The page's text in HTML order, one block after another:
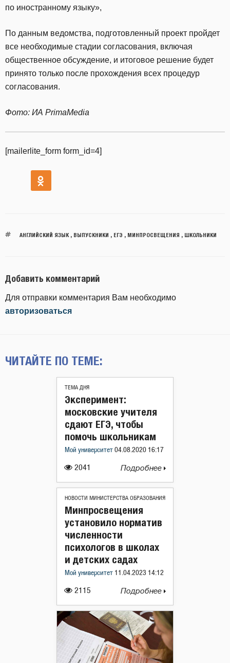
‎по иностранному языку»,
По данным ведомства, подготовленный проект пройдет
все необходимые стадии согласования, включая
общественное обсуждение, и итоговое решение будет
принято только после прохождения всех процедур
согласования.
Фото: ИА PrimaMedia
[mailerlite_form form_id=4]
АНГЛИЙСКИЙ ЯЗЫК, ВЫПУСКНИКИ , ЕГЭ , МИНПРОСВЕЩЕНИЯ , ШКОЛЬНИКИ
Добавить комментарий
Для отправки комментария Вам необходимо
авторизоваться
ЧИТАЙТЕ ПО ТЕМЕ:
ТЕМА ДНЯ
2041
Эксперимент:
московские учителя
сдают ЕГЭ, чтобы
помочь школьникам
Мой университет 04.08.2020 16:17
Подробнее
НОВОСТИ МИНИСТЕРСТВА ОБРАЗОВАНИЯ
2115
Минпросвещения
установило норматив
численности
психологов в школах
и детских садах
Мой университет 11.04.2023 14:12
Подробнее